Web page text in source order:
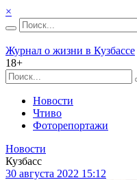
×
Журнал о жизни в Кузбассе
18+
Новости
Чтиво
Фоторепортажи
Новости
Кузбасс
30 августа 2022 15:12